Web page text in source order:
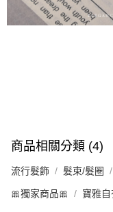
商品相關分類 (4)
流行髮飾 髮束/髮圈
🎀獨家商品🎀 寶雅